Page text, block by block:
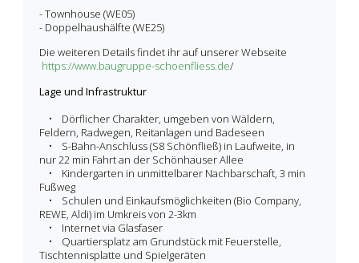
- Townhouse (WE05)
- Doppelhaushälfte (WE25)
Die weiteren Details findet ihr auf unserer Webseite
https://www.baugruppe-schoenfliess.de/
Lage und Infrastruktur
• Dörflicher Charakter, umgeben von Wäldern,
Feldern, Radwegen, Reitanlagen und Badeseen
• S-Bahn-Anschluss (S8 Schönfließ) in Laufweite, in
nur 22 min Fahrt an der Schönhauser Allee
• Kindergarten in unmittelbarer Nachbarschaft, 3 min
Fußweg
• Schulen und Einkaufsmöglichkeiten (Bio Company,
REWE, Aldi) im Umkreis von 2-3km
• Internet via Glasfaser
• Quartiersplatz am Grundstück mit Feuerstelle,
Tischtennisplatte und Spielgeräten